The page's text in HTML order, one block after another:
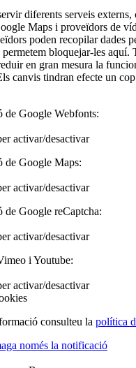
diferents serveis
Maps i proveïdors de
poden recopilar dades
permetem bloquejar-les aquí.
en gran mesura la
canvis tindran efecte un
de Google Webfonts:
activar/desactivar
de Google Maps:
activar/desactivar
de Google reCaptcha:
activar/desactivar
i Youtube:
activar/desactivar
consulteu la política
només la notificació